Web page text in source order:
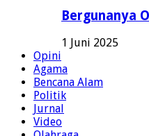
Bergunanya
1 Juni 2025
Opini
Agama
Bencana Alam
Politik
Jurnal
Video